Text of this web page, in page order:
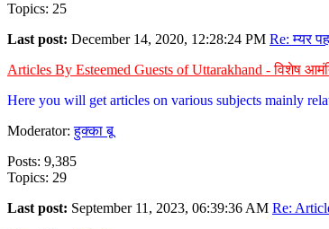
Topics: 25
Last post: December 14, 2020, 12:28:24 PM Re: म्यर
Articles By Esteemed Guests of Uttarakhand - विशेष
Here you will get articles on various subjects mainly
Moderator:हुक्का बू
Posts: 9,385
Topics: 29
Last post: September 11, 2023, 06:39:36 AM Re: